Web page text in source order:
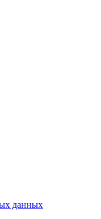
данных